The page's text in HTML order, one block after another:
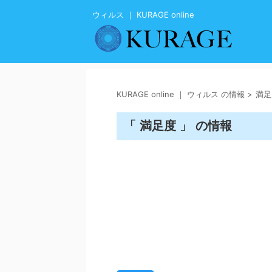
ウィルス ｜ KURAGE online
KURAGE online ｜ ウィルス の情報 > 満
「 満足度 」 の情報